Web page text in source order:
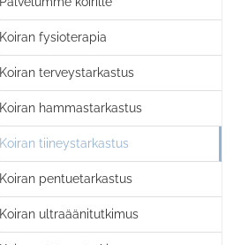
Koiran fysioterapia
Koiran terveystarkastus
Koiran hammastarkastus
Koiran tiineystarkastus
Koiran pentuetarkastus
Koiran ultraäänitutkimus